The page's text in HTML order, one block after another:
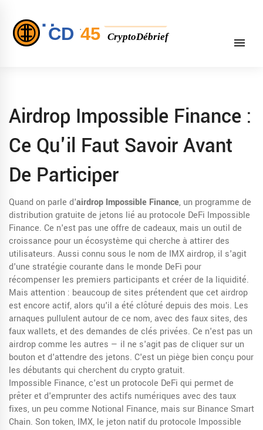
Airdrop Impossible Finance :
Ce Qu'il Faut Savoir Avant
De Participer
Quand on parle d'airdrop Impossible Finance, un programme de
distribution gratuite de jetons lié au protocole DeFi Impossible
Finance. Ce n'est pas une offre de cadeaux, mais un outil de
croissance pour un écosystème qui cherche à attirer des
utilisateurs. Aussi connu sous le nom de IMX airdrop, il s'agit
d'une stratégie courante dans le monde DeFi pour
récompenser les premiers participants et créer de la liquidité.
Mais attention : beaucoup de sites prétendent que cet airdrop
est encore actif, alors qu'il a été clôturé depuis des mois. Les
arnaques pullulent autour de ce nom, avec des faux sites, des
faux wallets, et des demandes de clés privées. Ce n'est pas un
airdrop comme les autres — il ne s'agit pas de cliquer sur un
bouton et d'attendre des jetons. C'est un piège bien conçu pour
les débutants qui cherchent du crypto gratuit.
Impossible Finance, c'est un protocole DeFi qui permet de
prêter et d'emprunter des actifs numériques avec des taux
fixes, un peu comme Notional Finance, mais sur Binance Smart
Chain. Son token, IMX, le jeton natif du protocole Impossible